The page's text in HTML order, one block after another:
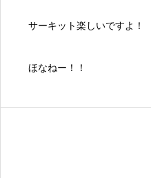
サーキット楽しいですよ！
ほなねー！！